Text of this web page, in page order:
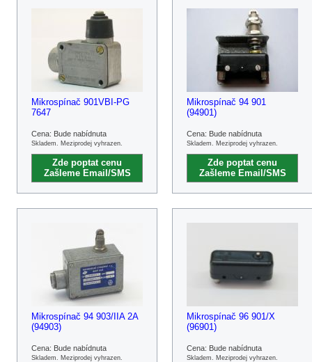
Mikrospínač 901VBI-PG
7647
Cena: Bude nabídnuta
Skladem. Meziprodej vyhrazen.
Zde poptat cenu
Zašleme Email/SMS
Mikrospínač 94 901
(94901)
Cena: Bude nabídnuta
Skladem. Meziprodej vyhrazen.
Zde poptat cenu
Zašleme Email/SMS
Mikrospínač 94 903/IIA 2A
(94903)
Cena: Bude nabídnuta
Skladem. Meziprodej vyhrazen.
Mikrospínač 96 901/X
(96901)
Cena: Bude nabídnuta
Skladem. Meziprodej vyhrazen.